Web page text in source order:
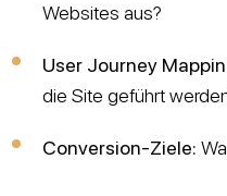
Websites aus?
User Journey
die Site geführt
Conversion-Ziele: